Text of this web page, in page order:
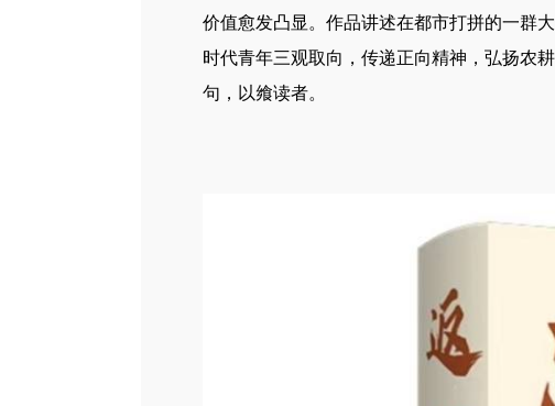
价值愈发凸显。作品讲述在都市打拼的一群
时代青年三观取向，传递正向精神，弘扬农
句，以飨读者。